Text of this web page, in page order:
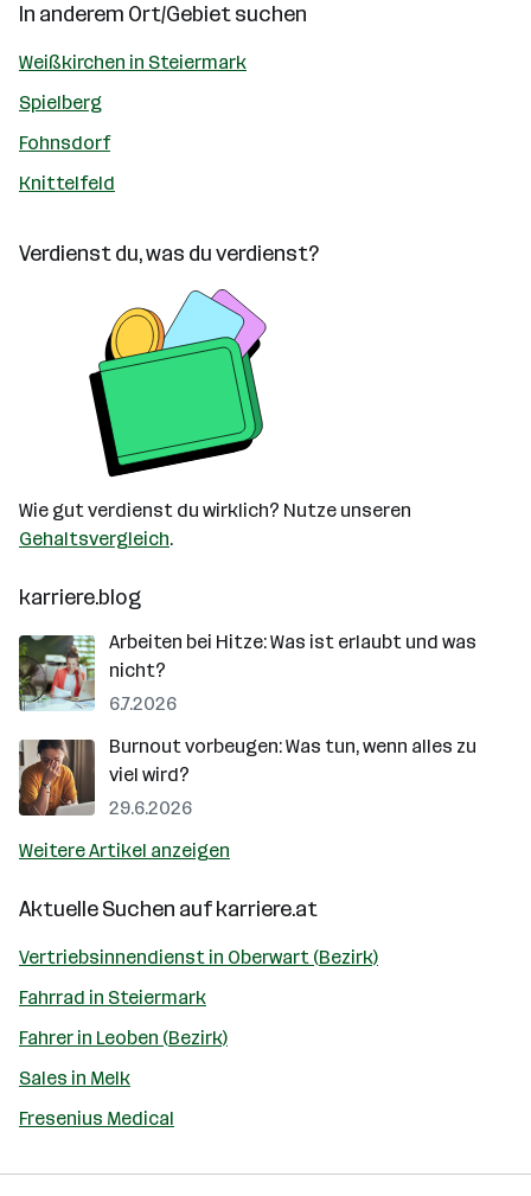
In anderem Ort/Gebiet suchen
Weißkirchen in Steiermark
Spielberg
Fohnsdorf
Knittelfeld
Verdienst du, was du verdienst?
Wie gut verdienst du wirklich? Nutze unseren
Gehaltsvergleich.
karriere.blog
Arbeiten bei Hitze: Was ist erlaubt und was
nicht?
6.7.2026
Burnout vorbeugen: Was tun, wenn alles zu
viel wird?
29.6.2026
Weitere Artikel anzeigen
Aktuelle Suchen aufkarriere.at
Vertriebsinnendienst in Oberwart (Bezirk)
Fahrrad in Steiermark
Fahrer in Leoben (Bezirk)
Sales in Melk
Fresenius Medical